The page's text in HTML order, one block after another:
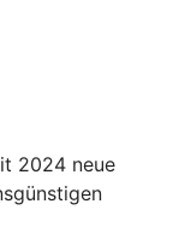
2024 neue